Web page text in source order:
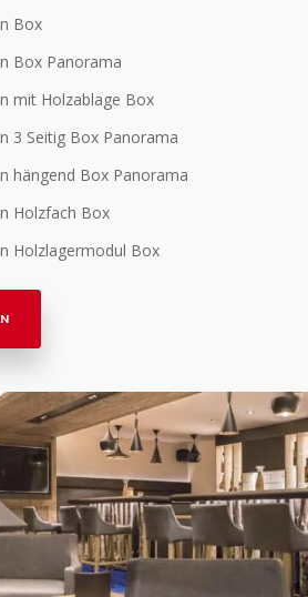
Box
Box Panorama
mit Holzablage Box
3 Seitig Box Panorama
hängend Box Panorama
Holzfach Box
Holzlagermodul Box